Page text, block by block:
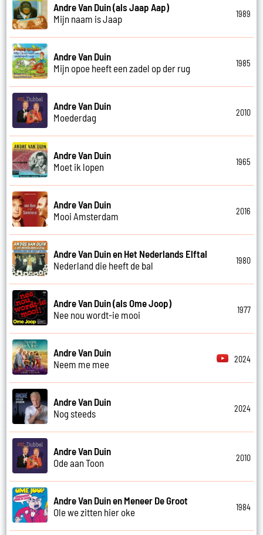
Andre Van Duin (als Jaap Aap)
Mijn naam is Jaap
1989
Andre Van Duin
Mijn opoe heeft een zadel op der rug
1985
Andre Van Duin
Moederdag
2010
Andre Van Duin
Moet ik lopen
1965
Andre Van Duin
Mooi Amsterdam
2016
Andre Van Duin en Het Nederlands Elftal
Nederland die heeft de bal
1980
Andre Van Duin (als Ome Joop)
Nee nou wordt-ie mooi
1977
Andre Van Duin
Neem me mee
2024
Andre Van Duin
Nog steeds
2024
Andre Van Duin
Ode aan Toon
2010
Andre Van Duin en Meneer De Groot
Ole we zitten hier oke
1984